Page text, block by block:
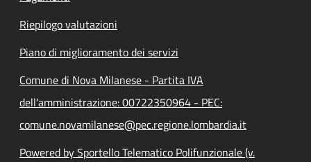
Riepilogo valutazioni
Piano di miglioramento dei servizi
Comune di Nova Milanese - Partita IVA
dell'amministrazione: 00722350964 - PEC:
comune.novamilanese@pec.regione.lombardia.it
Powered by Sportello Telematico Polifunzionale (v.